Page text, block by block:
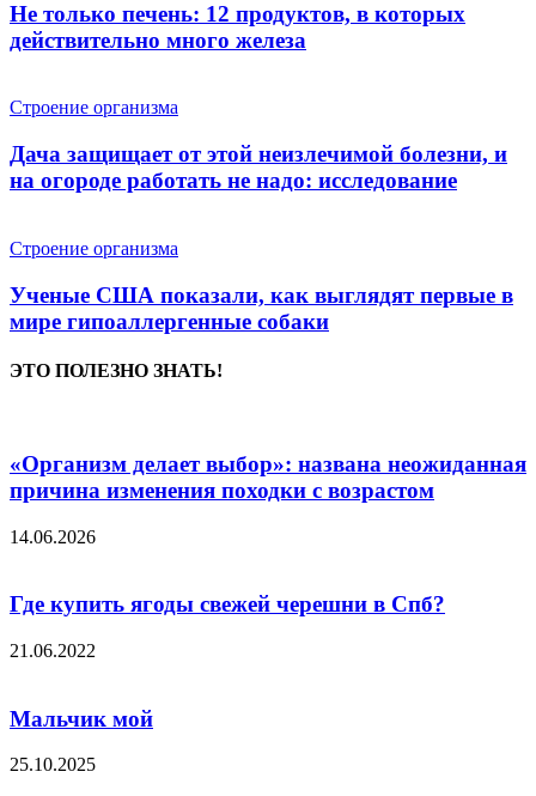
Не только печень: 12 продуктов, в которых
действительно много железа
Строение организма
Дача защищает от этой неизлечимой болезни, и
на огороде работать не надо: исследование
Строение организма
Ученые США показали, как выглядят первые в
мире гипоаллергенные собаки
ЭТО ПОЛЕЗНО ЗНАТЬ!
«Организм делает выбор»: названа неожиданная
причина изменения походки с возрастом
14.06.2026
Где купить ягоды свежей черешни в Спб?
21.06.2022
Мальчик мой
25.10.2025